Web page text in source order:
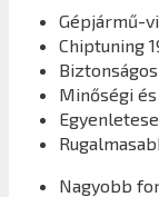
Gépjármű-
Chiptuning
Minőségi
Nagyobb